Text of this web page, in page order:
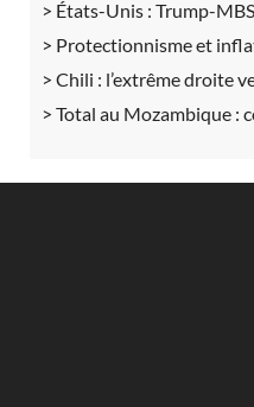
États-Unis : Trump-
Protectionnisme et
Chili : l’extrême droite
Total au Mozambique :